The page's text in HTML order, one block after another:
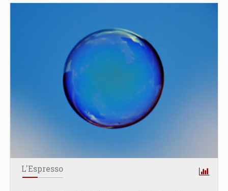
L'Espresso